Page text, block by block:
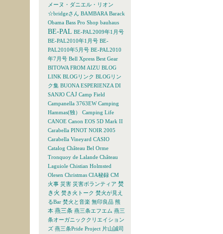
メーヌ・ダニエル・リオン
☆bridgeさん BAMBARA Barack
Obama Bass Pro Shop bauhaus
BE-PAL BE-PAL2009年1月号
BE-PAL2010年1月号 BE-
PAL2010年5月号 BE-PAL2010
年7月号 Bell Xpress Best Gear
BITOWA FROM AIZU BLOG
LINK BLOGリンク BLOGリン
ク集 BUONA ESPERIENZA DI
SANJO CAJ Camp Field
Campanella 3763EW Camping
Hammas(独）
Camping Life
CANOE Canon EOS 5D Mark II
Carabella PINOT NOIR 2005
Carabella Vineyard CASIO
Catalog Château Bel Orme
Tronquoy de Lalande Château
Laguiole Chistian Holmsted
Olesen Christmas CIA秘録 CM
火事 災害 災害ボランティア 焚
き火 焚き火トーク 焚火が見え
るBar 焚火と音楽 無印良品 熊
本 燕三条 燕三条エフエム 燕三
条オーガニッククリエイション
ズ 燕三条Pride Project 片山誠司